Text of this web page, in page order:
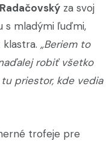
za svoj
s mladými ľuďmi,
„Beriem to
robiť všetko
priestor, kde vedia
trofeje pre